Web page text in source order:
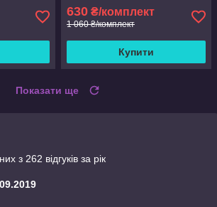
630 ₴/комплект
1 060 ₴/комплект
Купити
Показати ще
з 262 відгуків за рік